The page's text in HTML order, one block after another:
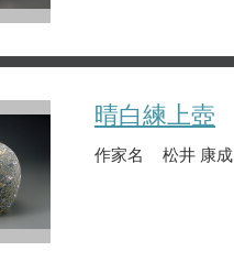
晴白練上壺
作家名 松井 康成